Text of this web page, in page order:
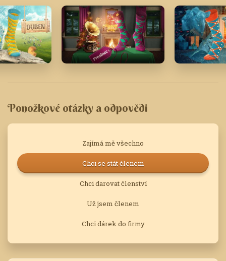
Ponožkové otázky a odpovědi
Zajímá mě všechno
Chci se stát členem
Chci darovat členství
Už jsem členem
Chci dárek do firmy